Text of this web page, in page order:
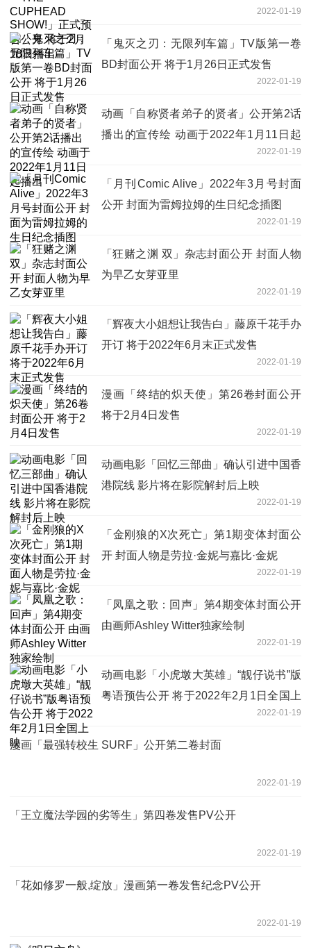
2022-01-19
「鬼灭之刃：无限列车篇」TV版第一卷
BD封面公开 将于1月26日正式发售
2022-01-19
动画「自称贤者弟子的贤者」公开第2话
播出的宣传绘 动画于2022年1月11日起
2022-01-19
「月刊Comic Alive」2022年3月号封面
公开 封面为雷姆拉姆的生日纪念插图
2022-01-19
「狂赌之渊 双」杂志封面公开 封面人物
为早乙女芽亚里
2022-01-19
「辉夜大小姐想让我告白」藤原千花手办
开订 将于2022年6月末正式发售
2022-01-19
漫画「终结的炽天使」第26卷封面公开
将于2月4日发售
2022-01-19
动画电影「回忆三部曲」确认引进中国香
港院线 影片将在影院解封后上映
2022-01-19
「金刚狼的X次死亡」第1期变体封面公
开 封面人物是劳拉·金妮与嘉比·金妮
2022-01-19
「凤凰之歌：回声」第4期变体封面公开
由画师Ashley Witter独家绘制
2022-01-19
动画电影「小虎墩大英雄」“靓仔说书”版
粤语预告公开 将于2022年2月1日全国上
2022-01-19
漫画「最强转校生 SURF」公开第二卷封面
2022-01-19
「王立魔法学园的劣等生」第四卷发售PV公开
2022-01-19
「花如修罗一般,绽放」漫画第一卷发售纪念PV公开
2022-01-19